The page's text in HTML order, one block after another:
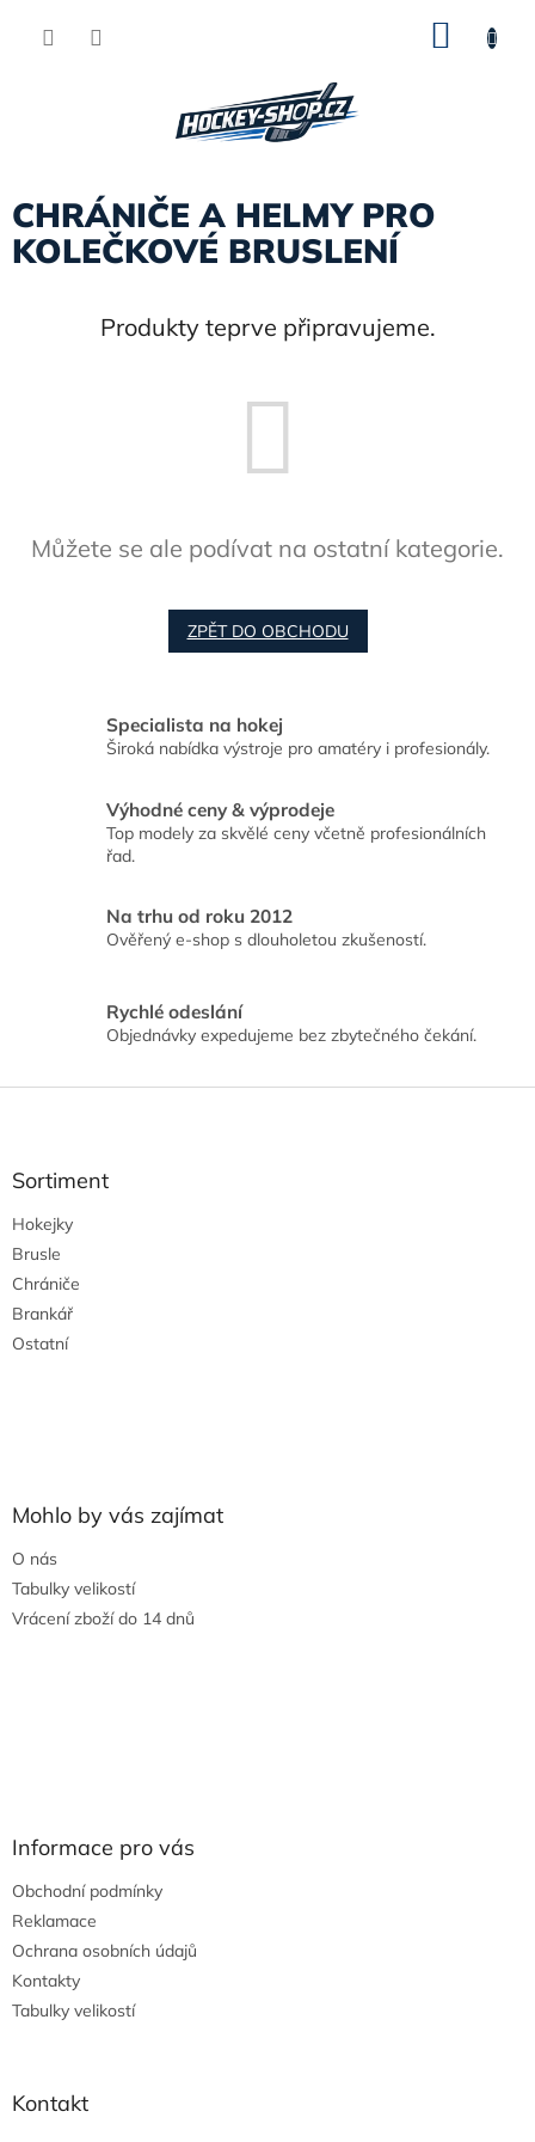
CHRÁNIČE A HELMY PRO
KOLEČKOVÉ BRUSLENÍ
Produkty teprve připravujeme.
Můžete se ale podívat na ostatní kategorie.
ZPĚT DO OBCHODU
Specialista na hokej
Široká nabídka výstroje pro amatéry i profesionály.
Výhodné ceny & výprodeje
Top modely za skvělé ceny včetně profesionálních
řad.
Na trhu od roku 2012
Ověřený e-shop s dlouholetou zkušeností.
Rychlé odeslání
Objednávky expedujeme bez zbytečného čekání.
Z
Sortiment
Hokejky
Brusle
Chrániče
Brankář
Ostatní
Mohlo by vás zajímat
O nás
Tabulky velikostí
Vrácení zboží do 14 dnů
Informace pro vás
Obchodní podmínky
Reklamace
Ochrana osobních údajů
Kontakty
Tabulky velikostí
Kontakt